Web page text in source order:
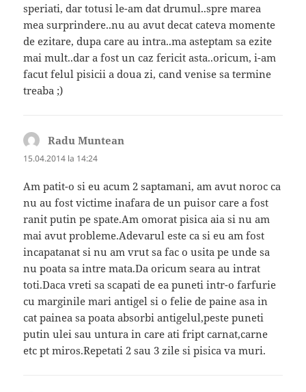
speriati, dar totusi le-am dat drumul..spre marea
mea surprindere..nu au avut decat cateva momente
de ezitare, dupa care au intra..ma asteptam sa ezite
mai mult..dar a fost un caz fericit asta..oricum, i-am
facut felul pisicii a doua zi, cand venise sa termine
treaba ;)
Radu Muntean
15.04.2014 la 14:24
Am patit-o si eu acum 2 saptamani, am avut noroc ca
nu au fost victime inafara de un puisor care a fost
ranit putin pe spate.Am omorat pisica aia si nu am
mai avut probleme.Adevarul este ca si eu am fost
incapatanat si nu am vrut sa fac o usita pe unde sa
nu poata sa intre mata.Da oricum seara au intrat
toti.Daca vreti sa scapati de ea puneti intr-o farfurie
cu marginile mari antigel si o felie de paine asa in
cat painea sa poata absorbi antigelul,peste puneti
putin ulei sau untura in care ati fript carnat,carne
etc pt miros.Repetati 2 sau 3 zile si pisica va muri.